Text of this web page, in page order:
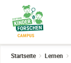
Hauptinhalt
wechseln
Startseite Lernen